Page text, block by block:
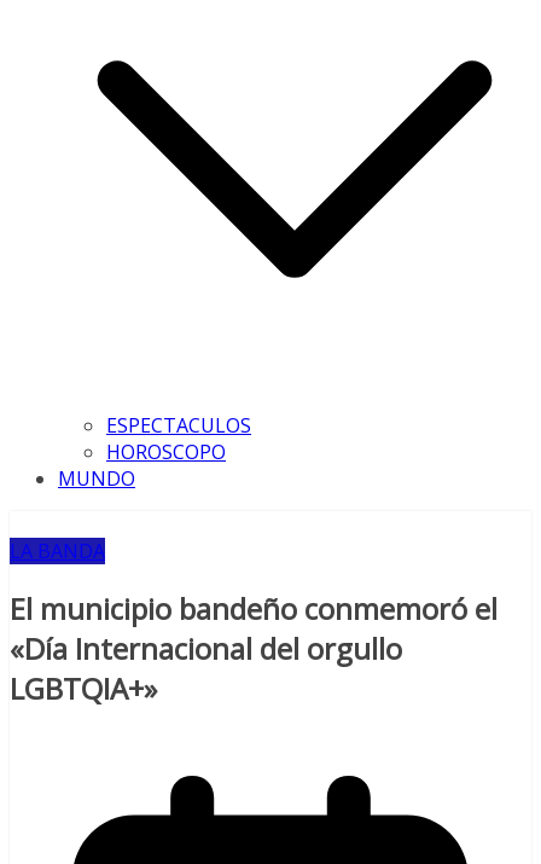
ESPECTACULOS
HOROSCOPO
MUNDO
LA BANDA
El municipio bandeño conmemoró el
«Día Internacional del orgullo
LGBTQIA+»